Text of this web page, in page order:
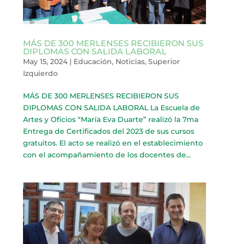
MÁS DE 300 MERLENSES RECIBIERON SUS
DIPLOMAS CON SALIDA LABORAL
May 15, 2024| Educación, Noticias, Superior
Izquierdo
MÁS DE 300 MERLENSES RECIBIERON SUS
DIPLOMAS CON SALIDA LABORAL La Escuela de
Artes y Oficios “María Eva Duarte” realizó la 7ma
Entrega de Certificados del 2023 de sus cursos
gratuitos. El acto se realizó en el establecimiento
con el acompañamiento de los docentes de...